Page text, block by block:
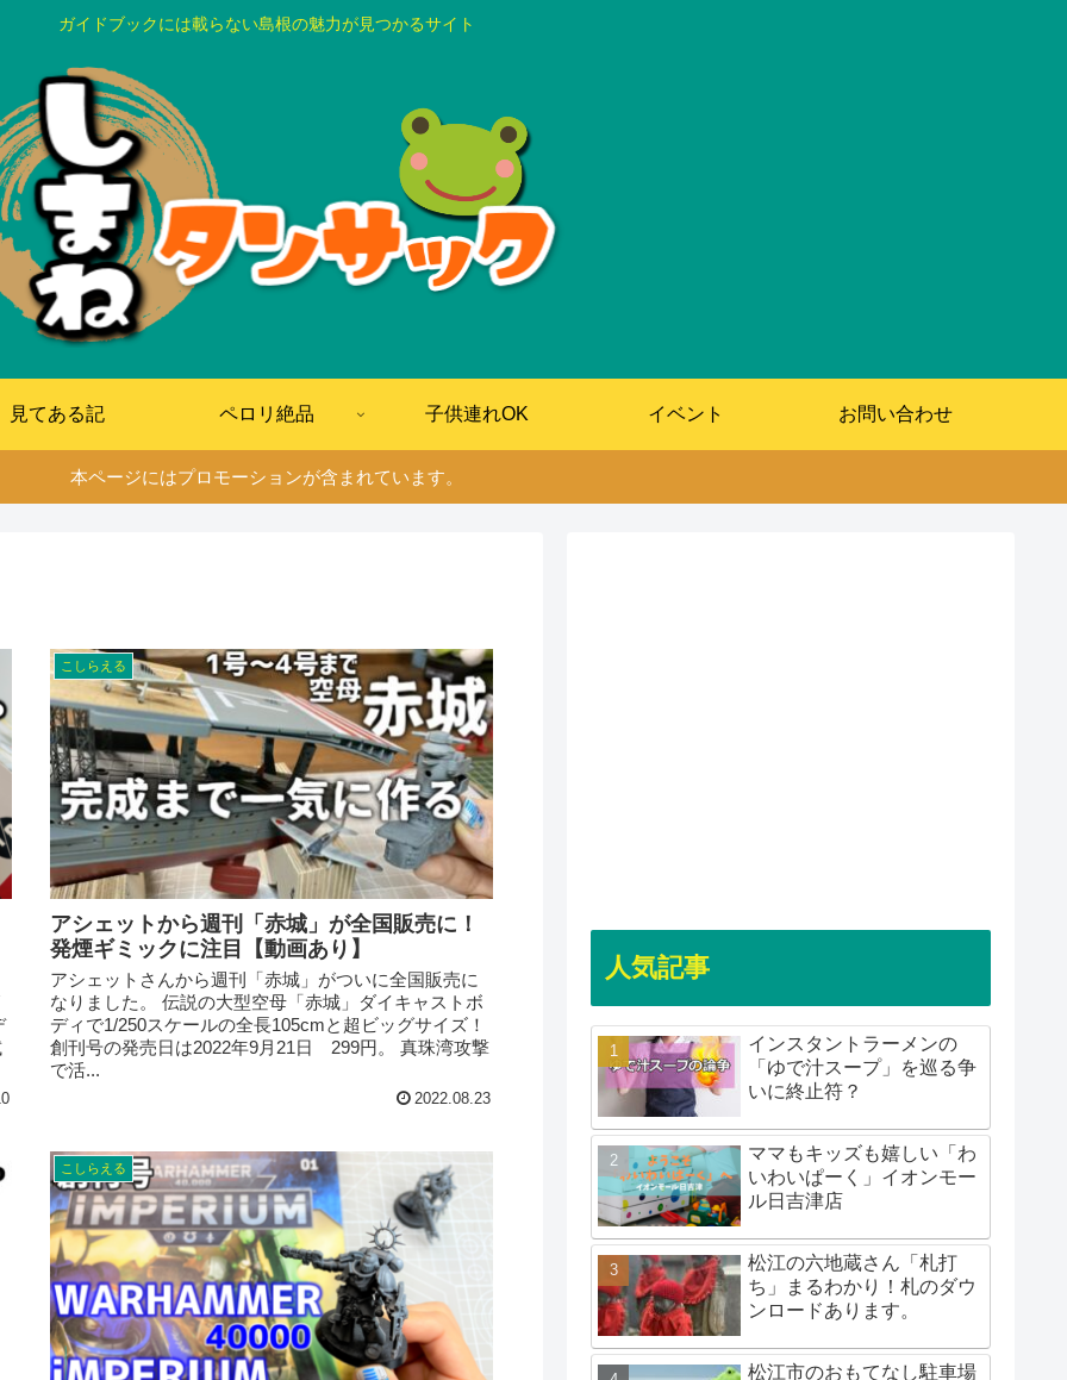
ガイドブックには載らない島根の魅力が見つかるサイト
見てある記 ペロリ絶品 子供連れOK イベント お問い合わせ
本ページにはプロモーションが含まれています。
こしらえる
アシェットから週刊「赤城」が全国販売に！
発煙ギミックに注目【動画あり】
アシェットさんから週刊「赤城」がついに全国販売に
なりました。 伝説の大型空母「赤城」ダイキャストボ
ディで1/250スケールの全長105cmと超ビッグサイズ！
創刊号の発売日は2022年9月21日 299円。 真珠湾攻撃
で活...
2022.08.23
こしらえる
人気記事
インスタントラーメンの
「ゆで汁スープ」を巡る争
いに終止符？
ママもキッズも嬉しい「わ
いわいぱーく」イオンモー
ル日吉津店
松江の六地蔵さん「札打
ち」まるわかり！札のダウ
ンロードあります。
松江市のおもてなし駐車場